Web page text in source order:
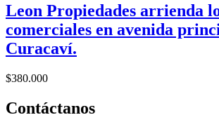
Leon Propiedades arrienda
comerciales en avenida
Curacaví.
$380.000
Contáctanos